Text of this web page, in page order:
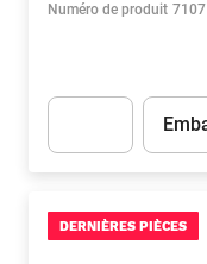
Numéro de produit 7107
Unité
DERNIÈRES PIÈCES